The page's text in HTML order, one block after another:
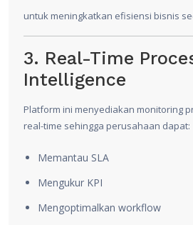
untuk meningkatkan efisiensi bisnis
3. Real-Time
Intelligence
Platform ini menyediakan monitoring
real-time sehingga perusahaan dapat:
Memantau SLA
Mengukur KPI
Mengoptimalkan workflow